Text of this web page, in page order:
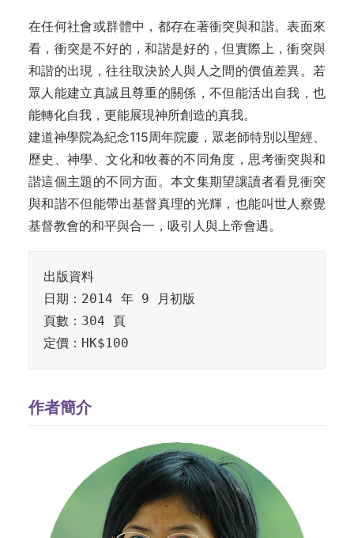
在任何社會或群體中，都存在著衝突與和諧。表面來
看，衝突是不好的，和諧是好的，但實際上，衝突與
和諧的出現，往往取決於人與人之間的價值差異。若
眾人能建立真誠且尊重的關係，不但能活出自我，也
能轉化自我，更能展現神所創造的真我。
建道神學院為紀念115周年院慶，眾老師特別以聖經、
歷史、神學、文化和牧養的不同角度，思考衝突與和
諧這個主題的不同方面。本文集期望讓讀者看見衝突
與和諧不但能帶出基督真理的光輝，也能叫世人察覺
基督教會的和平與合一，吸引人與上帝會遇。
出版資料
日期：2014 年 9 月初版
頁數：304 頁
定價：HK$100
作者簡介